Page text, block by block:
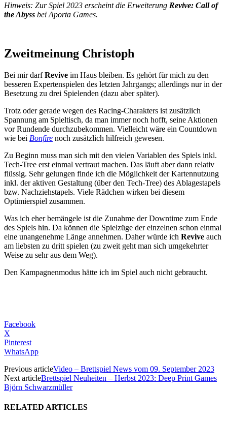
Hinweis: Zur Spiel 2023 erscheint die Erweiterung Revive: Call of
the Abyss bei Aporta Games.
Zweitmeinung Christoph
Bei mir darfRevive im Haus bleiben. Es gehört für mich zu den
besseren Expertenspielen des letzten Jahrgangs; allerdings nur in der
Besetzung zu drei Spielenden (dazu aber später).
Trotz oder gerade wegen des Racing-Charakters ist zusätzlich
Spannung am Spieltisch, da man immer noch hofft, seine Aktionen
vor Rundende durchzubekommen. Vielleicht wäre ein Countdown
wie bei Bonfire noch zusätzlich hilfreich gewesen.
Zu Beginn muss man sich mit den vielen Variablen des Spiels inkl.
Tech-Tree erst einmal vertraut machen. Das läuft aber dann relativ
flüssig. Sehr gelungen finde ich die Möglichkeit der Kartennutzung
inkl. der aktiven Gestaltung (über den Tech-Tree) des Ablagestapels
bzw. Nachziehstapels. Viele Rädchen wirken bei diesem
Optimierspiel zusammen.
Was ich eher bemängele ist die Zunahme der Downtime zum Ende
des Spiels hin. Da können die Spielzüge der einzelnen schon einmal
eine unangenehme Länge annehmen. Daher würde ich Revive auch
am liebsten zu dritt spielen (zu zweit geht man sich umgekehrter
Weise zu sehr aus dem Weg).
Den Kampagnenmodus hätte ich im Spiel auch nicht gebraucht.
Facebook
X
Pinterest
WhatsApp
Previous articleVideo – Brettspiel News vom 09. September 2023
Next articleBrettspiel Neuheiten – Herbst 2023: Deep Print Games
Björn Schwarzmüller
RELATED ARTICLES